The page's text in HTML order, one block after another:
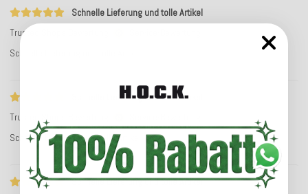
Schnelle Lieferung und tolle Artikel
Trusted Shops Bewertung
Schnelle Lieferung und tolle Artikel
Schnelle Lieferung und tolle Artikel
Trusted Shops Bewertung
Schnelle Lieferung und tolle Artikel
Schnelle Lieferung und tolle Artikel